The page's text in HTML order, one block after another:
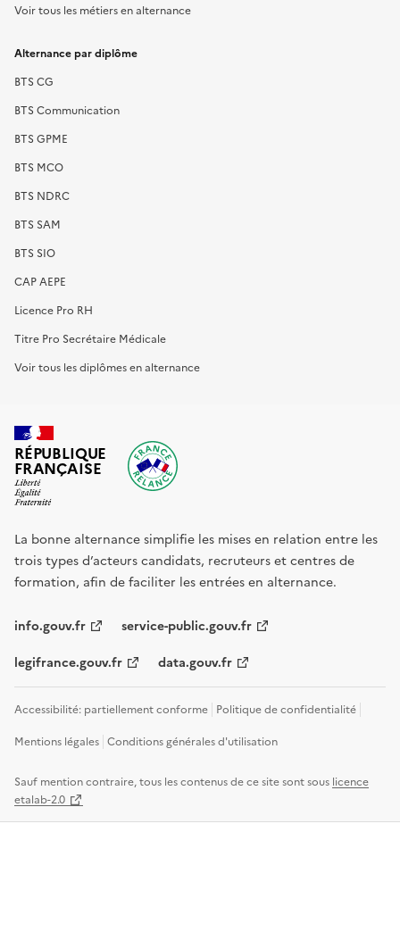
Voir tous les métiers en alternance
Alternance par diplôme
BTS CG
BTS Communication
BTS GPME
BTS MCO
BTS NDRC
BTS SAM
BTS SIO
CAP AEPE
Licence Pro RH
Titre Pro Secrétaire Médicale
Voir tous les diplômes en alternance
RÉPUBLIQUE
FRANÇAISE
La bonne alternance simplifie les mises en relation entre les
trois types d’acteurs candidats, recruteurs et centres de
formation, afin de faciliter les entrées en alternance.
info.gouv.fr service-public.gouv.fr
legifrance.gouv.fr data.gouv.fr
Accessibilité: partiellement conforme Politique de confidentialité
Mentions légales Conditions générales d'utilisation
Sauf mention contraire, tous les contenus de ce site sont sous licence
etalab-2.0